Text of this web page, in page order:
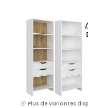
Plus de variantes